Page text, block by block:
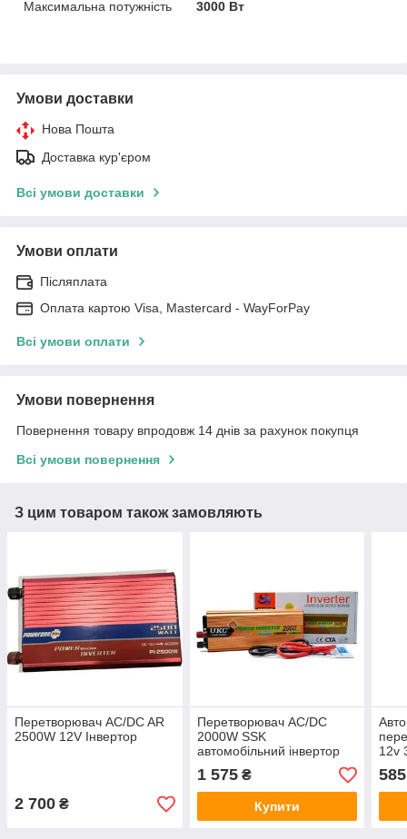
Максимальна потужність
3000 Вт
Умови доставки
Нова Пошта
Доставка кур'єром
Всі умови доставки
Умови оплати
Післяплата
Оплата картою Visa, Mastercard - WayForPay
Всі умови оплати
Умови повернення
Повернення товару впродовж 14 днів за рахунок покупця
Всі умови повернення
З цим товаром також замовляють
Перетворювач AC/DC AR
2500W 12V Інвертор
2 700 ₴
Перетворювач AC/DC
2000W SSK
автомобільний інвертор
1 575₴
Купити
12v
585